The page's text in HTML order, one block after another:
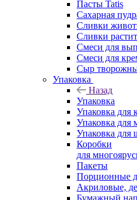
Пасты Tatis
Сахарная
Сливки
Сливки
Смеси для
Смеси для
Сыр
Упаковка
Назад
Упаковка
Упаковка для
Упаковка для
Упаковка для
Коробки
для
Пакеты
Порционные
Акриловые,
Бумажный